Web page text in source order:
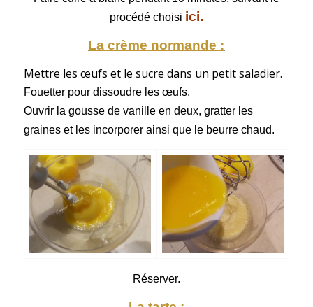
procédé choisi ici.
La crème normande :
Mettre les œufs et le sucre dans un petit saladier.
Fouetter pour dissoudre les œufs.
Ouvrir la gousse de vanille en deux, gratter les
graines et les incorporer ainsi que le beurre chaud.
Réserver.